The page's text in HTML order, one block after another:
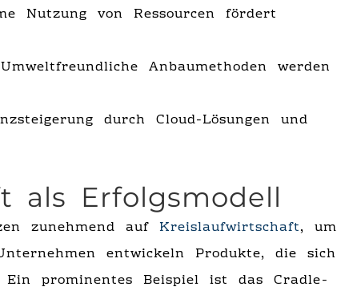
Nutzung von Ressourcen fördert
Umweltfreundliche Anbaumethoden werden
durch Cloud-Lösungen und
als Erfolgsmodell
zunehmend auf Kreislaufwirtschaft, um
entwickeln Produkte, die sich
prominentes Beispiel ist das Cradle-